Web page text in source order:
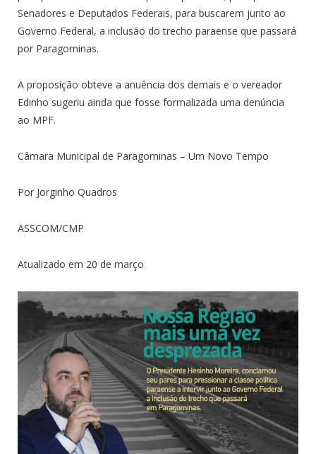
Senadores e Deputados Federais, para buscarem junto ao
Governo Federal, a inclusão do trecho paraense que passará
por Paragominas.
A proposição obteve a anuência dos demais e o vereador
Edinho sugeriu ainda que fosse formalizada uma denúncia
ao MPF.
Câmara Municipal de Paragominas – Um Novo Tempo
Por Jorginho Quadros
ASSCOM/CMP
Atualizado em 20 de março